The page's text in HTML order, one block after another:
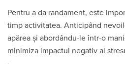
Pentru a da randament, este
timp activitatea. Anticipând
apărea și abordându-le într-o
minimiza impactul negativ al